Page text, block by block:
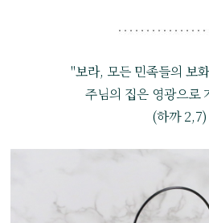
"보라, 모든 민족들의 보
주님의 집은 영광으로
(하까 2,7)